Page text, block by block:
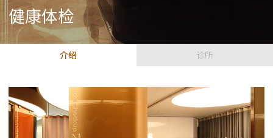
健康体检
介绍 诊所